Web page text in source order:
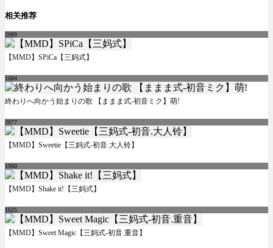
相关推荐
2089
【MMD】SPiCa【三妈式】
1684
終わりへ向かう始まりの歌 【ままま式-初音ミク】萌!
2077
【MMD】Sweetie【三妈式-初音.大人铃】
1960
【MMD】Shake it!【三妈式】
1625
【MMD】Sweet Magic【三妈式-初音.重音】